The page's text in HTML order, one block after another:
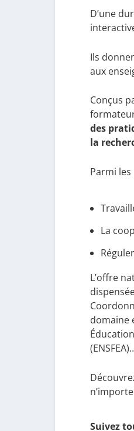
D’une
Ils
aux
Conçus
des
la
Parmi
La
L’offre
domaine
Suivez